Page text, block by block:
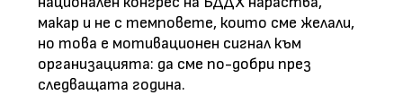
макар и не с темповете, които сме желали,
но това е мотивационен сигнал към
организацията: да сме по-добри през
следващата година.